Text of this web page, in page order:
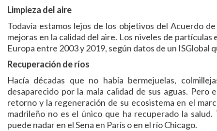
Limpieza del aire
Todavía estamos lejos de los objetivos del Acuerdo
mejoras en la calidad del aire. Los niveles de
Europa entre 2003 y 2019, según datos de un ISGlobal
Recuperación de ríos
Hacía décadas que no había bermejuelas,
desaparecido por la mala calidad de sus aguas.
retorno y la regeneración de su ecosistema en el
madrileño no es el único que ha recuperado la
puede nadar en el Sena en París o en el río Chicago.